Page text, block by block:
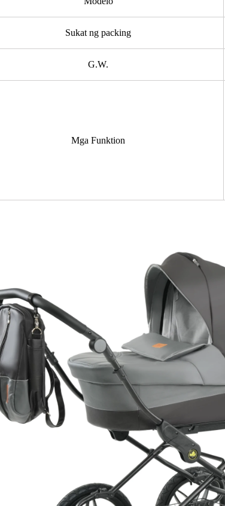
Sukat ng packing
G.W.
Mga Funktion